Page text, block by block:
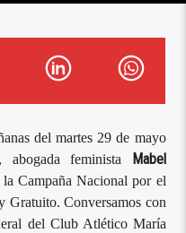
del martes 29 de mayo
abogada feminista
Mabel
Campaña Nacional por el
Gratuito. Conversamos con
del Club Atlético María